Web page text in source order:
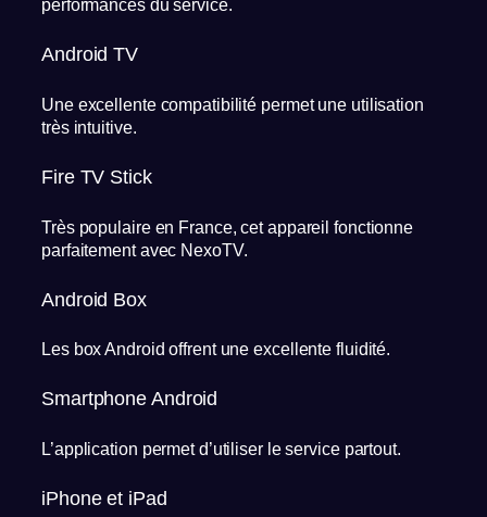
performances du service.
Android TV
Une excellente compatibilité permet une utilisation
très intuitive.
Fire TV Stick
Très populaire en France, cet appareil fonctionne
parfaitement avec NexoTV.
Android Box
Les box Android offrent une excellente fluidité.
Smartphone Android
L’application permet d’utiliser le service partout.
iPhone et iPad